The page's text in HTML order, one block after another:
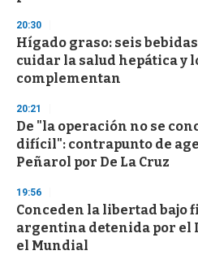
20:30
Hígado graso: seis
cuidar la salud hepática y
complementan
20:21
De "la operación no se
difícil": contrapunto de
Peñarol por De La Cruz
19:56
Conceden la libertad bajo
argentina detenida por el
el Mundial